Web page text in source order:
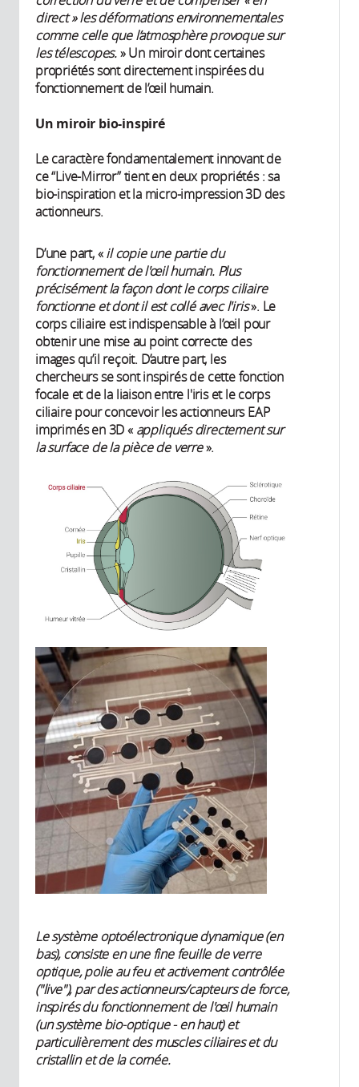
direct » les déformations environnementales
comme celle que l’atmosphère provoque sur
les télescopes.» Un miroir dont certaines
propriétés sont directement inspirées du
fonctionnement de l’œil humain.
Un miroir bio-inspiré
Le caractère fondamentalement innovant de
ce “Live-Mirror” tient en deux propriétés : sa
bio-inspiration et la micro-impression 3D des
actionneurs.
D’une part, «il copie une partie du
fonctionnement de l'œil humain. Plus
précisément la façon dont le corps ciliaire
fonctionne et dont il est collé avec l'iris». Le
corps ciliaire est indispensable à l’œil pour
obtenir une mise au point correcte des
images qu’il reçoit. D’autre part, les
chercheurs se sont inspirés de cette fonction
focale et de la liaison entre l'iris et le corps
ciliaire pour concevoir les actionneurs EAP
imprimés en 3D « appliqués directement sur
la surface de la pièce de verre».
Le système optoélectronique dynamique (en
bas), consiste en une fine feuille de verre
optique, polie au feu et activement contrôlée
("live"), par des actionneurs/capteurs de force,
inspirés du fonctionnement de l'œil humain
(un système bio-optique - en haut) et
particulièrement des muscles ciliaires et du
cristallin et de la cornée.